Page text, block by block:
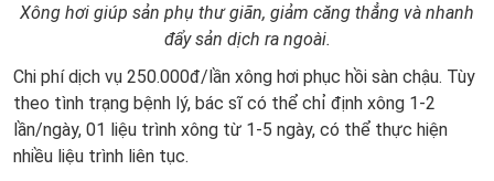
Xông hơi giúp sản phụ thư giãn, giảm căng thẳng và nhanh
đẩy sản dịch ra ngoài.
Chi phí dịch vụ 250.000đ/lần xông hơi phục hồi sàn chậu. Tùy
theo tình trạng bệnh lý, bác sĩ có thể chỉ định xông 1-2
lần/ngày, 01 liệu trình xông từ 1-5 ngày, có thể thực hiện
nhiều liệu trình liên tục.